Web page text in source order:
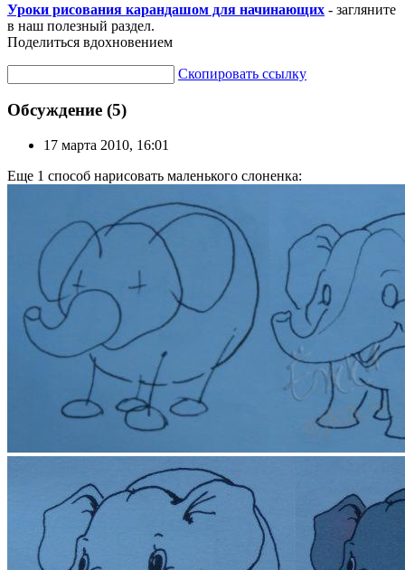
Уроки рисования карандашом для начинающих - загляните
в наш полезный раздел.
Поделиться вдохновением
Скопировать ссылку
Обсуждение (5)
17 марта 2010, 16:01
Еще 1 способ нарисовать маленького слоненка: